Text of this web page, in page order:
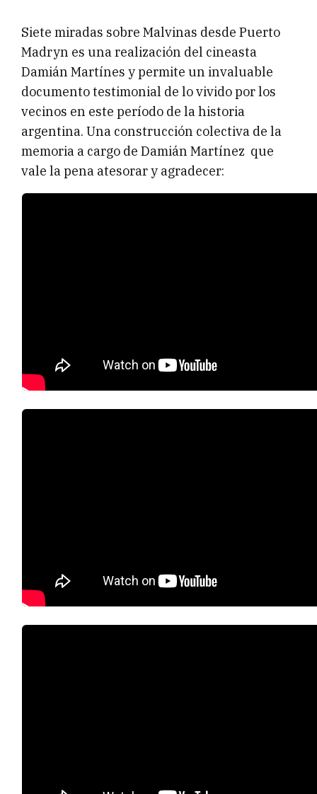
Siete miradas sobre Malvinas desde Puerto
Madryn es una realización del cineasta
Damián Martínes y permite un invaluable
documento testimonial de lo vivido por los
vecinos en este período de la historia
argentina. Una construcción colectiva de la
memoria a cargo de Damián Martínez que
vale la pena atesorar y agradecer: